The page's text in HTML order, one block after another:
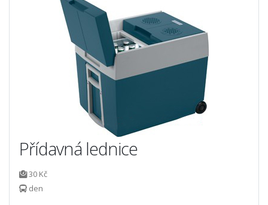
Přídavná lednice
30 Kč
den